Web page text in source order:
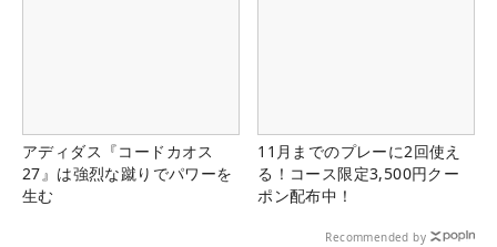
アディダス『コードカオス
27』は強烈な蹴りでパワーを
生む
11月までのプレーに2回使え
る！コース限定3,500円クー
ポン配布中！
Recommended by